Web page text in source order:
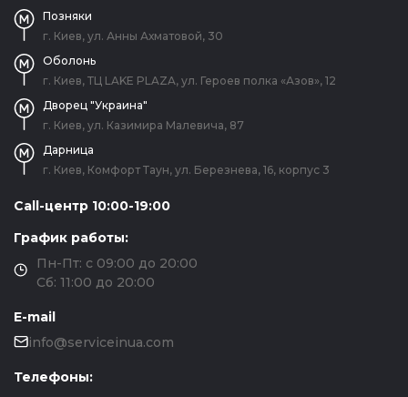
Позняки
г. Киев, ул. Анны Ахматовой, 30
Оболонь
г. Киев, ТЦ LAKE PLAZA, ул. Героев полка «Азов», 12
Дворец "Украина"
г. Киев, ул. Казимира Малевича, 87
Дарница
г. Киев, Комфорт Таун, ул. Березнева, 16, корпус 3
Call-центр 10:00-19:00
График работы:
Пн-Пт: с 09:00 до 20:00
Сб: 11:00 до 20:00
E-mail
info@serviceinua.com
Телефоны: